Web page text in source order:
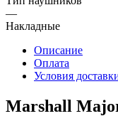
—
Накладные
Описание
Оплата
Условия
Marshall